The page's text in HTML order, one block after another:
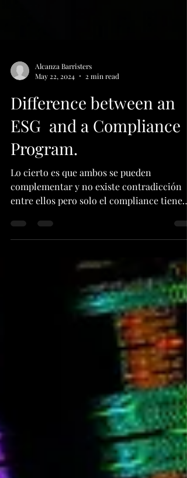
Alcanza Barristers
May 22, 2024
2 min read
Difference between an
ESG and a Compliance
Program.
Lo cierto es que ambos se pueden
entre ellos pero solo el compliance tiene
una visión más holística.